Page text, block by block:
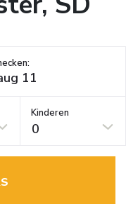
Kinderen
0